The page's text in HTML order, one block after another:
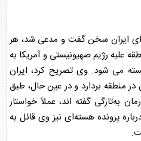
ای ایران سخن گفت و مدعی شد، هر
علیه رژیم صهیونیستی و آمریکا به
می شود. وی تصریح کرد، ایران
منطقه بردارد و در عین حال، طبق
به‌تازگی گفته اند، عملاً خواستار
پرونده هسته‌ای نیز وی قائل به